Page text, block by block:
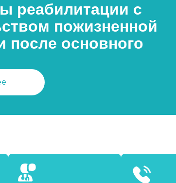
реабилитации с
пожизненной
после основного